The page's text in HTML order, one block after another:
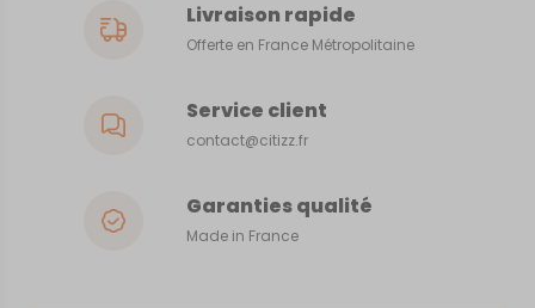
Livraison rapide
Offerte en France Métropolitaine
Service client
contact@citizz.fr
Garanties qualité
Made in France